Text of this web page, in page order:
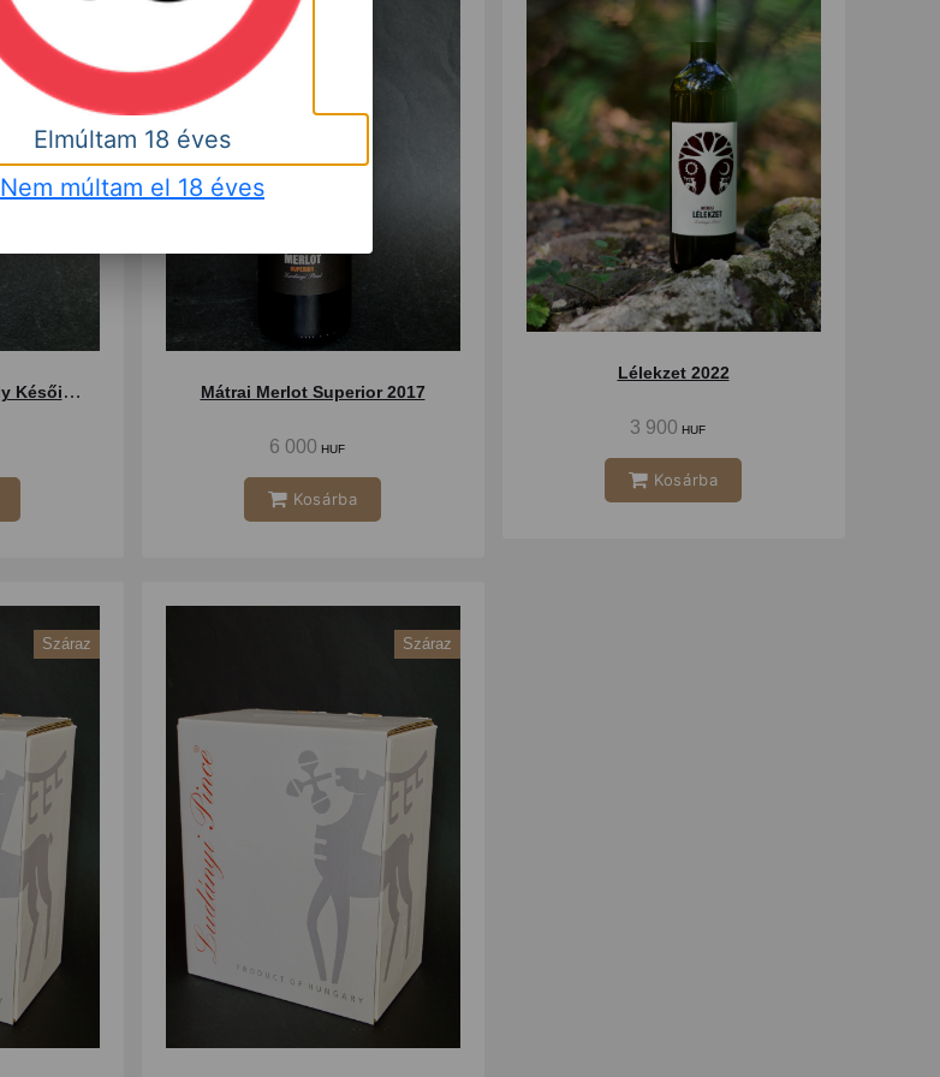
Mátrai Sárgamuskotály Késői szüret 2011 Mátrai Merlot Superior 2017
6 000 HUF
Kosárba
Lélekzet 2022
3 900 HUF
Kosárba
Száraz Száraz
Elmúltam 18 éves
Nem múltam el 18 éves